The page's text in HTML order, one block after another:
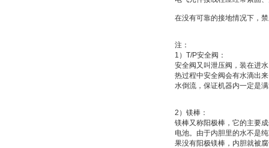
在没有可靠的接地情况下，
注：
1 ） T/P安全阀：
安全阀又叫泄压阀 ，装在进
热过程中安全阀会有水滴出
水倒流，保证机器内一定是
2 ） 镁棒：
镁棒又称阳极棒 ，它的主要
电池。由于内胆里的水不是
果没有阳极镁棒，内胆就被